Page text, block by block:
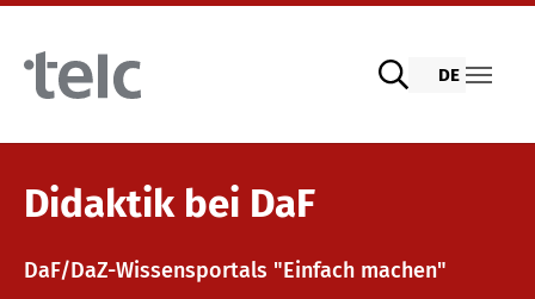
Skip to main content
Sprachprüfungen
telc Prüfungen digital mit DIGItelc 2.0
Lehrmaterialien
DE
Didaktik bei DaF
DaF/DaZ-Wissensportals "Einfach machen"